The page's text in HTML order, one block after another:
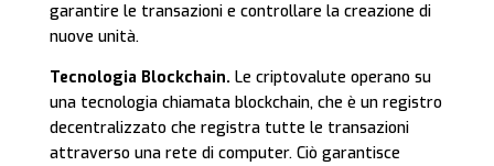
garantire le transazioni e controllare la creazione di
nuove unità.
Tecnologia Blockchain. Le criptovalute operano su
una tecnologia chiamata blockchain, che è un registro
decentralizzato che registra tutte le transazioni
attraverso una rete di computer. Ciò garantisce